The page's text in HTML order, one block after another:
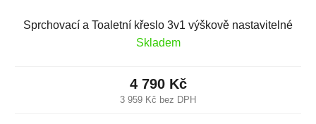
Sprchovací a Toaletní křeslo 3v1 výškově nastavitelné
Skladem
3 959 Kč bez DPH
4 790 Kč